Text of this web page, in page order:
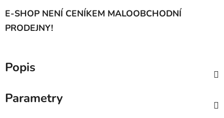
E-SHOP NENÍ CENÍKEM MALOOBCHODNÍ
PRODEJNY!
Popis
Parametry